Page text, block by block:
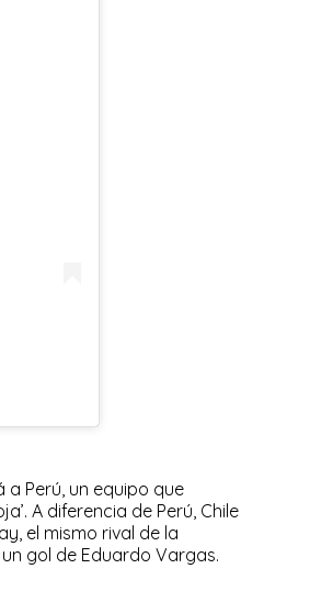
Perú, un equipo que
A diferencia de Perú, Chile
el mismo rival de la
gol de Eduardo Vargas.